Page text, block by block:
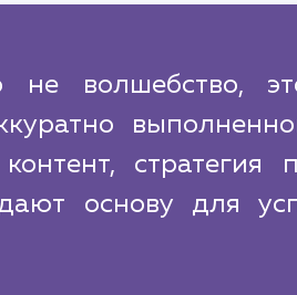
волшебство,
основу для